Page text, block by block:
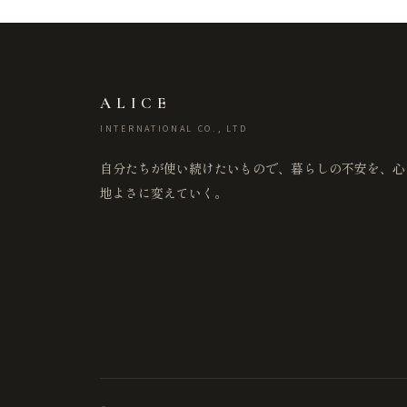
ALICE
INTERNATIONAL CO., LTD
自分たちが使い続けたいもので、暮らしの不安を、心
地よさに変えていく。